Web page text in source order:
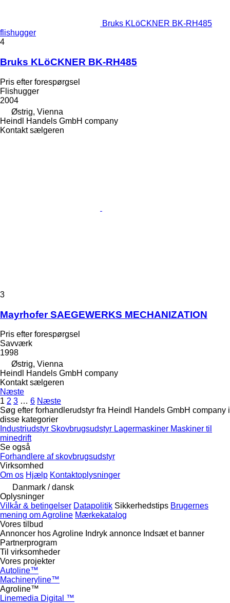
Bruks KLöCKNER BK-RH485
flishugger
4
Bruks KLöCKNER BK-RH485
Pris efter forespørgsel
Flishugger
2004
Østrig, Vienna
Heindl Handels GmbH company
Kontakt sælgeren
3
Mayrhofer SAEGEWERKS MECHANIZATION
Pris efter forespørgsel
Savværk
1998
Østrig, Vienna
Heindl Handels GmbH company
Kontakt sælgeren
Næste
1 2 3 … 6 Næste
Søg efter forhandlerudstyr fra Heindl Handels GmbH company i
disse kategorier
Industriudstyr Skovbrugsudstyr Lagermaskiner Maskiner til
minedrift
Se også
Forhandlere af skovbrugsudstyr
Virksomhed
Om os Hjælp Kontaktoplysninger
Danmark / dansk
Oplysninger
Vilkår & betingelser Datapolitik Sikkerhedstips Brugernes
mening om Agroline Mærkekatalog
Vores tilbud
Annoncer hos Agroline Indryk annonce Indsæt et banner
Partnerprogram
Til virksomheder
Vores projekter
Autoline™
Machineryline™
Agroline™
Linemedia Digital ™